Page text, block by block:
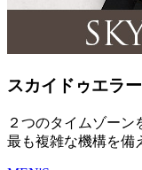
スカイドゥエラ
２つのタイムゾー
最も複雑な機構を備